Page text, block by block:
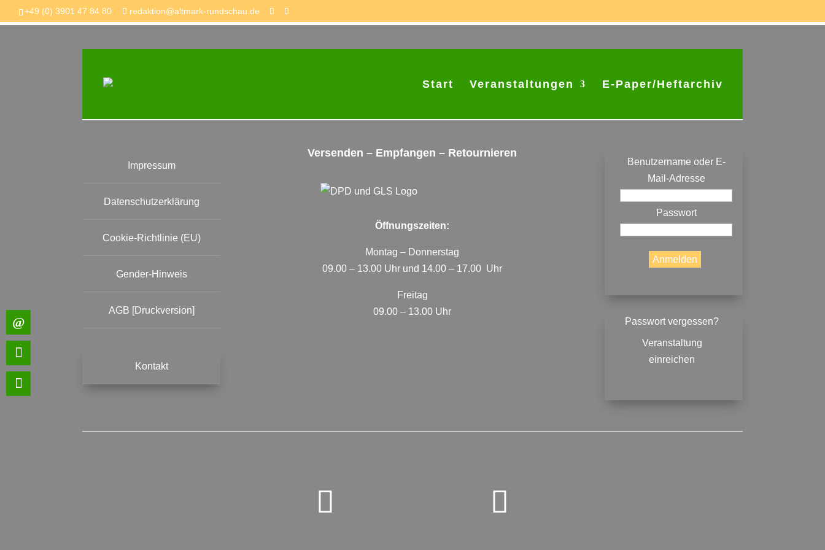
+49 (0) 3901 47 84 80 redaktion@altmark-rundschau.de
Start Veranstaltungen E-Paper/Heftarchiv
Impressum
Datenschutzerklärung
Cookie-Richtlinie (EU)
Gender-Hinweis
AGB [Druckversion]
Kontakt
Versenden – Empfangen – Retournieren
Öffnungszeiten:
Montag – Donnerstag
09.00 – 13.00 Uhr und 14.00 – 17.00 Uhr
Freitag
09.00 – 13.00 Uhr
Anmeldung
Benutzername oder E-
Mail-Adresse
Passwort
Passwort vergessen?
Veranstaltung
einreichen